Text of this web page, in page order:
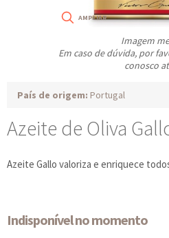
Imagem
Em caso de dúvida, por
conosco
País de origem: Portugal
Azeite de Oliva
Azeite Gallo valoriza e enriquece
Indisponível no momento